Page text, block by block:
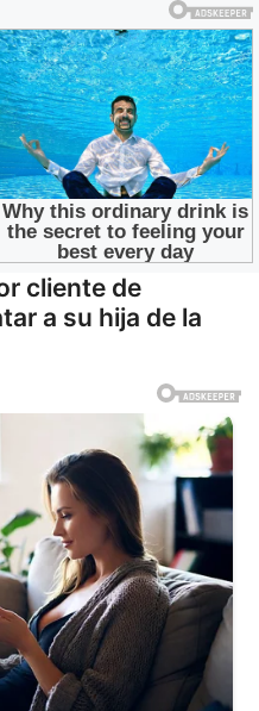
cliente de
a su hija de la